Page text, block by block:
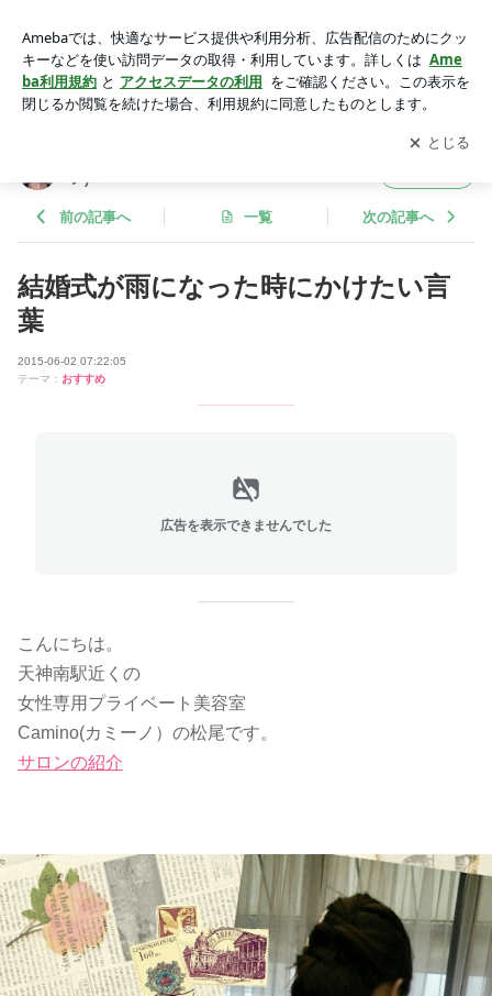
美容室Camino(カミーノ)
アプリをダウンロードして ブログの更新通知
を受け取りまし
ょう。
開く
ノ)
前の記事へ 一覧 次の記事へ
結婚式が雨になった時にかけたい言
葉
2015-06-02 07:22:05
テーマ： おすすめ
広告を表示できませんでした
こんにちは。
天神南駅近くの
女性専用プライベート美容室
Camino(カミーノ）の松尾です。
サロンの紹介